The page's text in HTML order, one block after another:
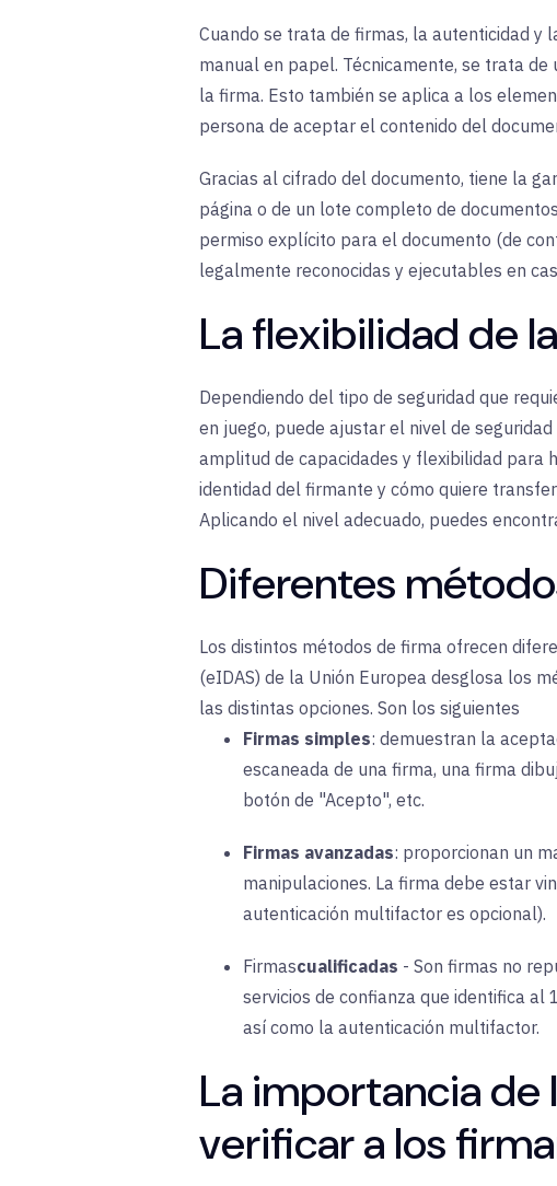
Cuando se trata de firmas, la autenticidad y
manual en papel. Técnicamente, se trata
la firma. Esto también se aplica a los
persona de aceptar el contenido del
Gracias al cifrado del documento, tiene la
página o de un lote completo de
permiso explícito para el documento (de
legalmente reconocidas y ejecutables en
La flexibilidad de
Dependiendo del tipo de seguridad que
en juego, puede ajustar el nivel de
amplitud de capacidades y flexibilidad para
identidad del firmante y cómo quiere
Aplicando el nivel adecuado, puedes
Diferentes
Los distintos métodos de firma ofrecen
(eIDAS) de la Unión Europea desglosa los
las distintas opciones. Son los siguientes
Firmas simples: demuestran la
escaneada de una firma, una firma
botón de "Acepto", etc.
Firmas avanzadas: proporcionan un
manipulaciones. La firma debe estar
autenticación multifactor es opcional).
Firmascualificadas - Son firmas no
servicios de confianza que identifica al
así como la autenticación multifactor.
La importancia
verificar a los